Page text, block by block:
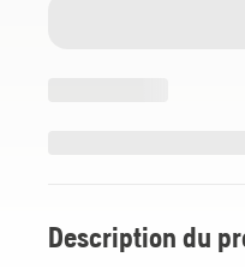
Description du